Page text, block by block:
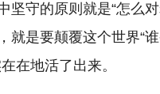
坚守的原则就是“怎么
就是要颠覆这个世界“
在地活了出来。